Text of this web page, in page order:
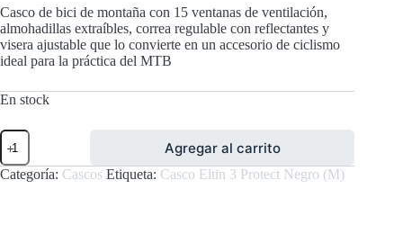
Casco de bici de montaña con 15 ventanas de ventilación,
almohadillas extraíbles, correa regulable con reflectantes y
visera ajustable que lo convierte en un accesorio de ciclismo
ideal para la práctica del MTB
En stock
Casco
Eltin
3
Protect
Agregar al carrito
Categoría: Cascos Etiqueta: Casco Eltin 3 Protect Negro (M)